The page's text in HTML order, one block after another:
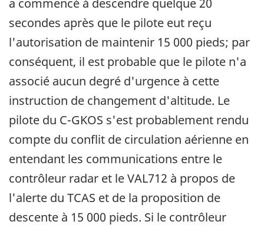
a commencé à descendre quelque 20
secondes après que le pilote eut reçu
l'autorisation de maintenir 15 000 pieds; par
conséquent, il est probable que le pilote n'a
associé aucun degré d'urgence à cette
instruction de changement d'altitude. Le
pilote du C-GKOS s'est probablement rendu
compte du conflit de circulation aérienne en
entendant les communications entre le
contrôleur radar et le VAL712 à propos de
l'alerte du TCAS et de la proposition de
descente à 15 000 pieds. Si le contrôleur